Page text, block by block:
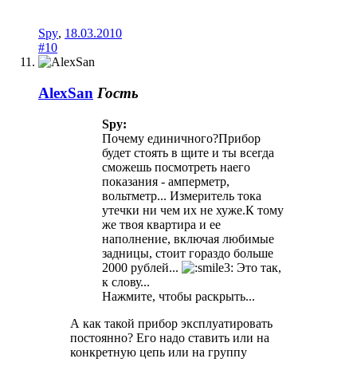
Spy, 18.03.2010
#10
AlexSan Гость
Spy:
Почему единичного?Прибор
будет стоять в щите и ты всегда
сможешь посмотреть наего
показания - амперметр,
вольтметр... Измеритель тока
утечки ни чем их не хуже.К тому
же твоя квартира и ее
наполнение, включая любимые
задницы, стоит гораздо больше
2000 рублей...
Это так,
к слову...
Нажмите, чтобы раскрыть...
А как такой прибор эксплуатировать
постоянно? Его надо ставить или на
конкретную цепь или на группу